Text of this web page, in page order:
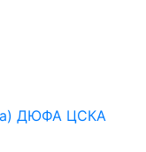
ДЮФА ЦСКА